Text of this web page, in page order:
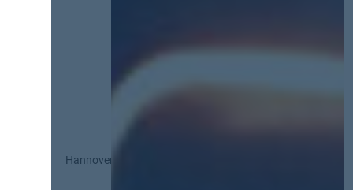
Hannover